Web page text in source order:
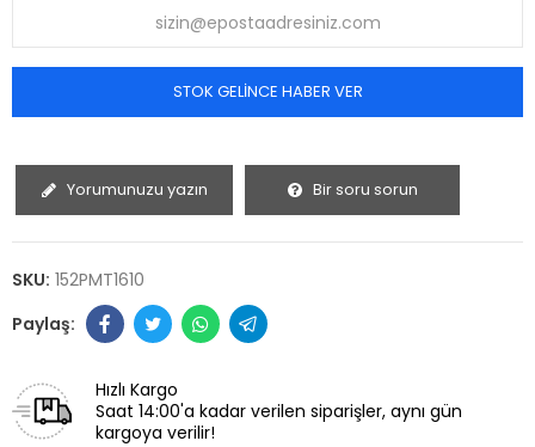
STOK GELINCE HABER VER
Yorumunuzu yazın Bir soru sorun
SKU: 152PMT1610
Hızlı Kargo
Saat 14:00'a kadar verilen siparişler, aynı gün
kargoya verilir!